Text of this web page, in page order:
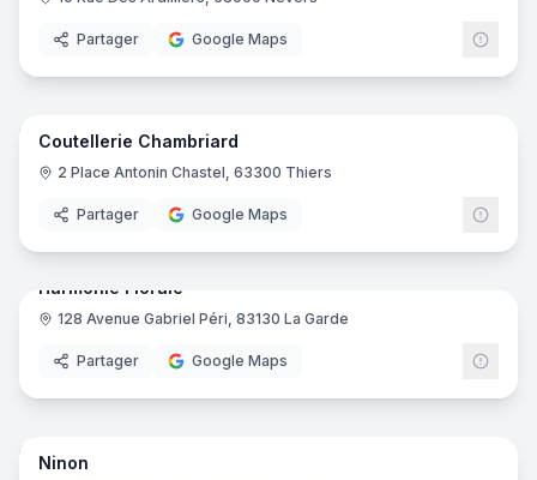
Partager Google Maps
7
Coutellerie Chambriard
2 Place Antonin Chastel, 63300 Thiers
Partager Google Maps
Harmonie Florale
128 Avenue Gabriel Péri, 83130 La Garde
Partager Google Maps
6
Ninon